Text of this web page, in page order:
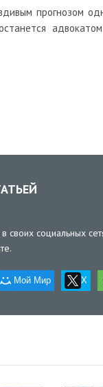
прогнозом
социальных
Мой Мир X